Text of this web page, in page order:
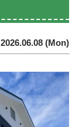
2026.06.08 (Mon)